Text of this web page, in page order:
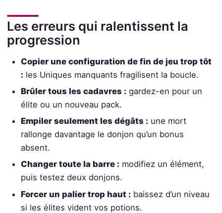
Les erreurs qui ralentissent la
progression
Copier une configuration de fin de jeu trop tôt
: les Uniques manquants fragilisent la boucle.
Brûler tous les cadavres : gardez-en pour un
élite ou un nouveau pack.
Empiler seulement les dégâts : une mort
rallonge davantage le donjon qu’un bonus
absent.
Changer toute la barre : modifiez un élément,
puis testez deux donjons.
Forcer un palier trop haut : baissez d’un niveau
si les élites vident vos potions.